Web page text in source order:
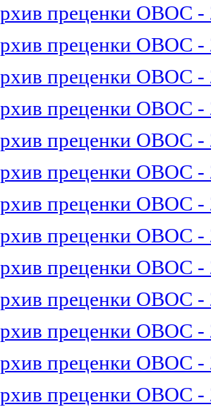
преценки ОВОС -
преценки ОВОС -
преценки ОВОС -
преценки ОВОС -
преценки ОВОС -
преценки ОВОС -
преценки ОВОС -
преценки ОВОС -
преценки ОВОС -
преценки ОВОС -
преценки ОВОС -
преценки ОВОС -
преценки ОВОС -